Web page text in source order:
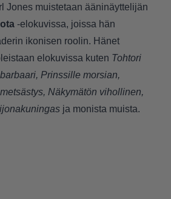
Jones muistetaan ääninäyttelijän
-elokuvissa, joissa hän
ikonisen roolin. Hänet
elokuvissa kuten Tohtori
Prinssille morsian,
Näkymätön vihollinen,
ja monista muista.